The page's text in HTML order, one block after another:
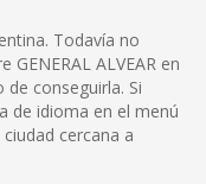
Todavía no
ALVEAR en
conseguirla. Si
de idioma en el menú
cercana a